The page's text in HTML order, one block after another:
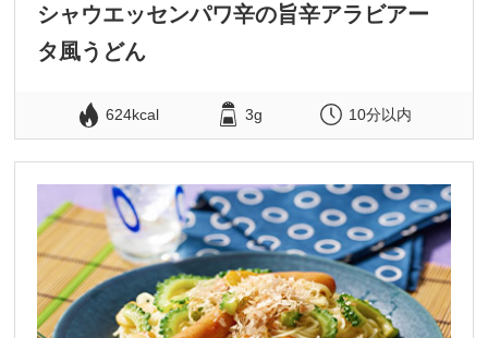
シャウエッセンパワ辛の旨辛アラビアー
タ風うどん
624kcal 3g 10分以内